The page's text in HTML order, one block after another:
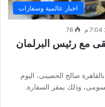
اخبار عالمية وسفارات
76
مع رئيس البرلمان
صالح الحصينى، اليوم
وذلك بمقر السفارة.